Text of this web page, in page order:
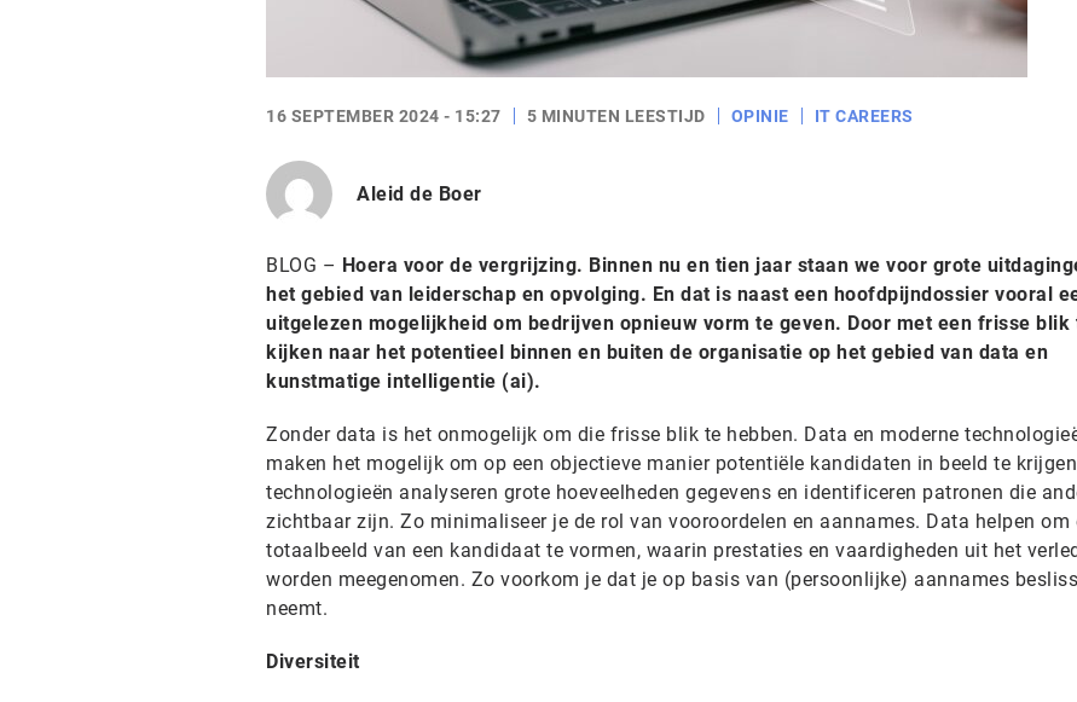
16 SEPTEMBER 2024 - 15:27 5 MINUTEN LEESTIJD OPINIE IT CAREERS
Aleid de Boer
BLOG – Hoera voor de vergrijzing. Binnen nu en tien jaar staan we voor grote
het gebied van leiderschap en opvolging. En dat is naast een hoofdpijndossier vooral
uitgelezen mogelijkheid om bedrijven opnieuw vorm te geven. Door met een frisse blik
kijken naar het potentieel binnen en buiten de organisatie op het gebied van data en
kunstmatige intelligentie (ai).
Zonder data is het onmogelijk om die frisse blik te hebben. Data en moderne
maken het mogelijk om op een objectieve manier potentiële kandidaten in beeld te
technologieën analyseren grote hoeveelheden gegevens en identificeren patronen die
zichtbaar zijn. Zo minimaliseer je de rol van vooroordelen en aannames. Data helpen om
totaalbeeld van een kandidaat te vormen, waarin prestaties en vaardigheden uit het
worden meegenomen. Zo voorkom je dat je op basis van (persoonlijke) aannames
neemt.
Diversiteit